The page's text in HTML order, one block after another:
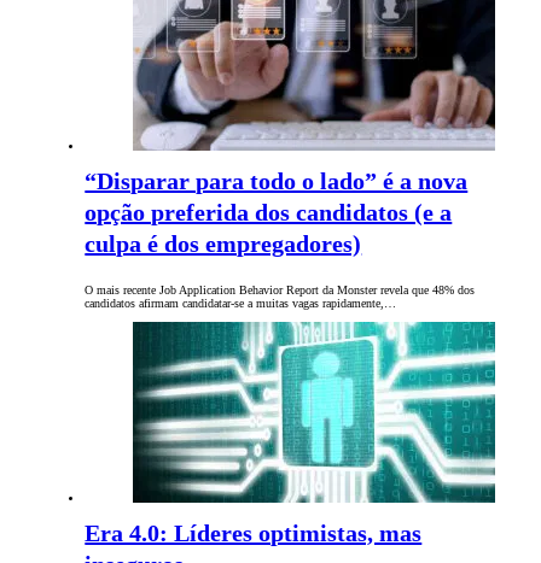
“Disparar para todo o lado” é a nova
opção preferida dos candidatos (e a
culpa é dos empregadores)
O mais recente Job Application Behavior Report da Monster revela que 48% dos
candidatos afirmam candidatar-se a muitas vagas rapidamente,…
Era 4.0: Líderes optimistas, mas